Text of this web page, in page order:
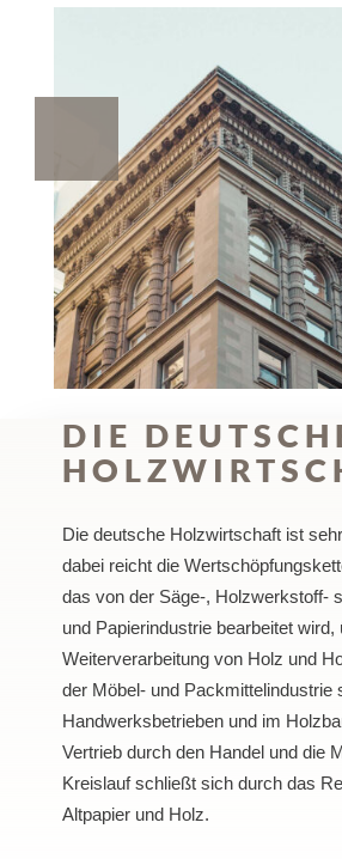
DIE
Die deutsche Holzwirtschaft ist
dabei reicht die
das von der Säge-, Holzwerkstoff-
und Papierindustrie bearbeitet wird,
Weiterverarbeitung von Holz und
der Möbel- und Packmittelindustrie
Handwerksbetrieben und im
Vertrieb durch den Handel und die
Kreislauf schließt sich durch das
Altpapier und Holz.